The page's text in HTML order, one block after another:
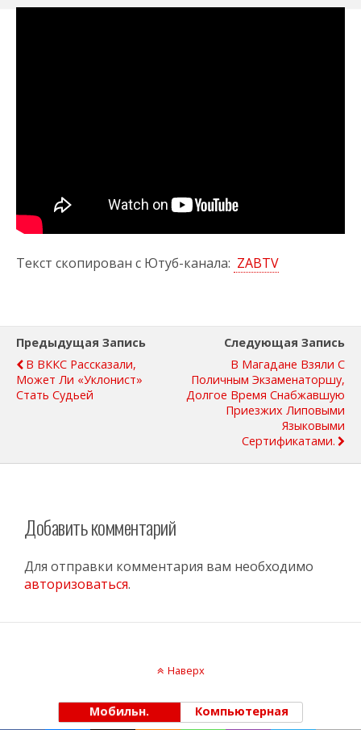
Текст скопирован с Ютуб-канала: ZABTV
Предыдущая Запись
В ВККС Рассказали,
Может Ли «уклонист»
Стать Судьей
Следующая Запись
В Магадане Взяли С
Поличным Экзаменаторшу,
Долгое Время Снабжавшую
Приезжих Липовыми
Языковыми
Сертификатами.
Добавить комментарий
Для отправки комментария вам необходимо
авторизоваться.
Наверх
Мобильн. Компьютерная